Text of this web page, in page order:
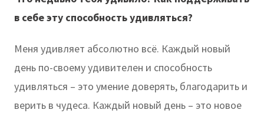
в себе эту способность удивляться?
Меня удивляет абсолютно всё. Каждый новый
день по-своему удивителен и способность
удивляться – это умение доверять, благодарить и
верить в чудеса. Каждый новый день – это новое